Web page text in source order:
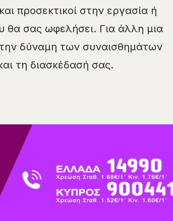
προσεκτικοί στην εργασία ή
σας ωφελήσει. Για άλλη μια
δύναμη των συναισθημάτων
τη διασκέδασή σας.